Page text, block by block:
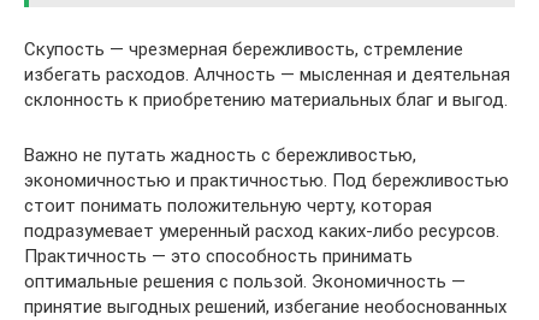
Скупость — чрезмерная бережливость, стремление
избегать расходов. Алчность — мысленная и деятельная
склонность к приобретению материальных благ и выгод.
Важно не путать жадность с бережливостью,
экономичностью и практичностью. Под бережливостью
стоит понимать положительную черту, которая
подразумевает умеренный расход каких-либо ресурсов.
Практичность — это способность принимать
оптимальные решения с пользой. Экономичность —
принятие выгодных решений, избегание необоснованных